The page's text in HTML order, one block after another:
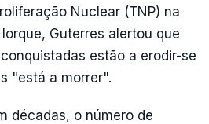
Nuclear (TNP) na
Guterres alertou que
estão a erodir-se
"está a morrer".
décadas, o número de